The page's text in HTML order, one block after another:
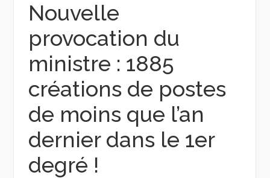
Nouvelle
provocation du
ministre : 1885
créations de postes
de moins que l’an
dernier dans le 1er
degré !